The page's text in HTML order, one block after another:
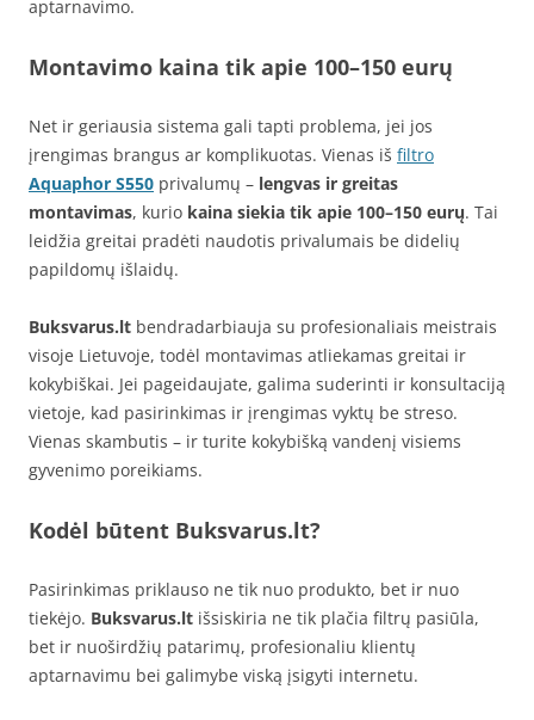
aptarnavimo.
Montavimo kaina tik apie 100–150 eurų
Net ir geriausia sistema gali tapti problema, jei jos
įrengimas brangus ar komplikuotas. Vienas iš filtro
Aquaphor S550 privalumų – lengvas ir greitas
montavimas, kurio kaina siekia tik apie 100–150 eurų. Tai
leidžia greitai pradėti naudotis privalumais be didelių
papildomų išlaidų.
Buksvarus.lt bendradarbiauja su profesionaliais meistrais
visoje Lietuvoje, todėl montavimas atliekamas greitai ir
kokybiškai. Jei pageidaujate, galima suderinti ir konsultaciją
vietoje, kad pasirinkimas ir įrengimas vyktų be streso.
Vienas skambutis – ir turite kokybišką vandenį visiems
gyvenimo poreikiams.
Kodėl būtent Buksvarus.lt?
Pasirinkimas priklauso ne tik nuo produkto, bet ir nuo
tiekėjo. Buksvarus.lt išsiskiria ne tik plačia filtrų pasiūla,
bet ir nuoširdžių patarimų, profesionaliu klientų
aptarnavimu bei galimybe viską įsigyti internetu.